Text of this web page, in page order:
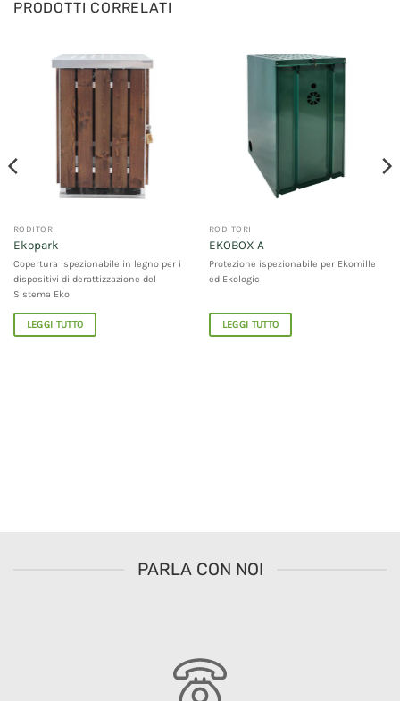
PRODOTTI CORRELATI
RODITORI
Ekopark
Copertura ispezionabile in legno per i
dispositivi di derattizzazione del
Sistema Eko
LEGGI TUTTO
RODITORI
EKOBOX A
Protezione ispezionabile per Ekomille
ed Ekologic
LEGGI TUTTO
PARLA CON NOI